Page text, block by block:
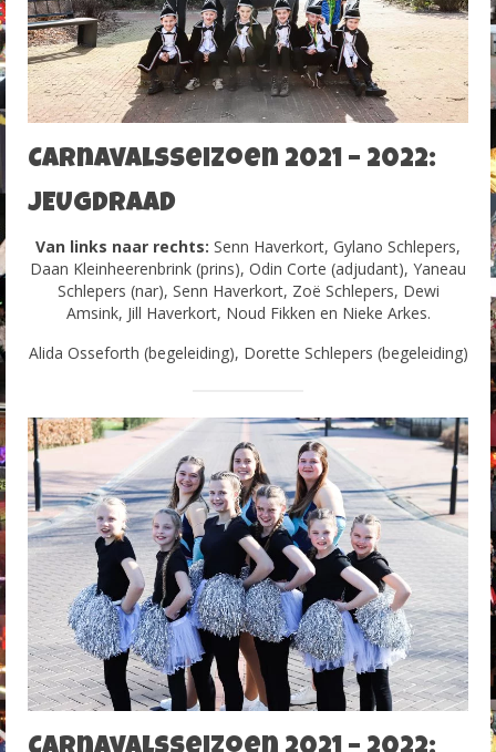
Carnavalsseizoen 2021 – 2022:
JEUGDRAAD
Van links naar rechts: Senn Haverkort, Gylano Schlepers,
Daan Kleinheerenbrink (prins), Odin Corte (adjudant), Yaneau
Schlepers (nar), Senn Haverkort, Zoë Schlepers, Dewi
Amsink, Jill Haverkort, Noud Fikken en Nieke Arkes.
Alida Osseforth (begeleiding), Dorette Schlepers (begeleiding)